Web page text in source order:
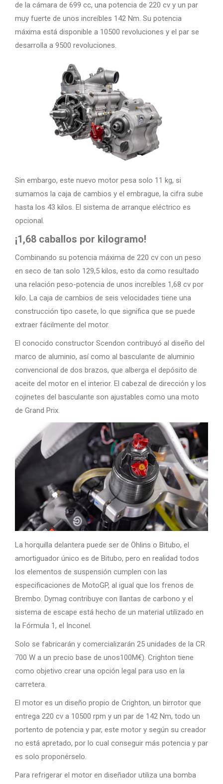
de la cámara de 699 cc, una potencia de 220 cv y ​​un par
muy fuerte de unos increíbles 142 Nm. Su potencia
máxima está disponible a 10500 revoluciones y el par se
desarrolla a 9500 revoluciones.
Sin embargo, este nuevo motor pesa solo 11 kg, si
sumamos la caja de cambios y el embrague, la cifra sube
hasta los 43 kilos. El sistema de arranque eléctrico es
opcional.
¡1,68 caballos por kilogramo!
Combinando su potencia máxima de 220 cv con un peso
en seco de tan solo 129,5 kilos, esto da como resultado
una relación peso-potencia de unos increíbles 1,68 cv ​​por
kilo. La caja de cambios de seis velocidades tiene una
construcción tipo casete, lo que significa que se puede
extraer fácilmente del motor.
El conocido constructor Scendon contribuyó al diseño del
marco de aluminio, así como al basculante de aluminio
convencional de dos brazos, que alberga el depósito de
aceite del motor en el interior. El cabezal de dirección y los
cojinetes del basculante son ajustables como una moto
de Grand Prix.
La horquilla delantera puede ser de Öhlins o Bitubo, el
amortiguador único es de Bitubo, pero en realidad todos
los elementos de suspensión cumplen con las
especificaciones de MotoGP, al igual que los frenos de
Brembo. Dymag contribuye con llantas de carbono y el
sistema de escape está hecho de un material utilizado en
la Fórmula 1, el Inconel.
Solo se fabricarán y comercializarán 25 unidades de la CR
700 W a un precio base de unos100M€). Crighton tiene
como objetivo crear una opción legal para uso en la
carretera.
El motor es un diseño propio de Crighton, un birrotor que
entrega 220 cv a 10500 rpm y un par de 142 Nm, todo un
portento de potencia y par, este motor y según su creador
no está apretado, por lo cual conseguir más potencia y par
es solo proponérselo.
Para refrigerar el motor en diseñador utiliza una bomba